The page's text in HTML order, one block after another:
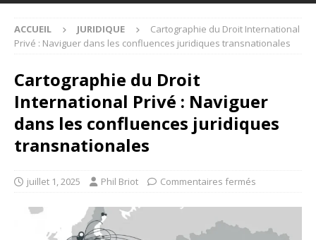
ACCUEIL JURIDIQUE
Cartographie du Droit International
Privé : Naviguer dans les confluences juridiques transnationales
Cartographie du Droit
International Privé : Naviguer
dans les confluences juridiques
transnationales
juillet 1, 2025 Phil Briot Commentaires fermés